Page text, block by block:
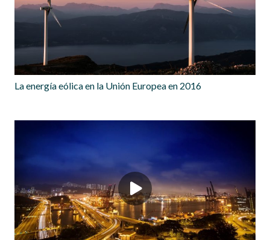
La energía eólica en la Unión Europea en 2016